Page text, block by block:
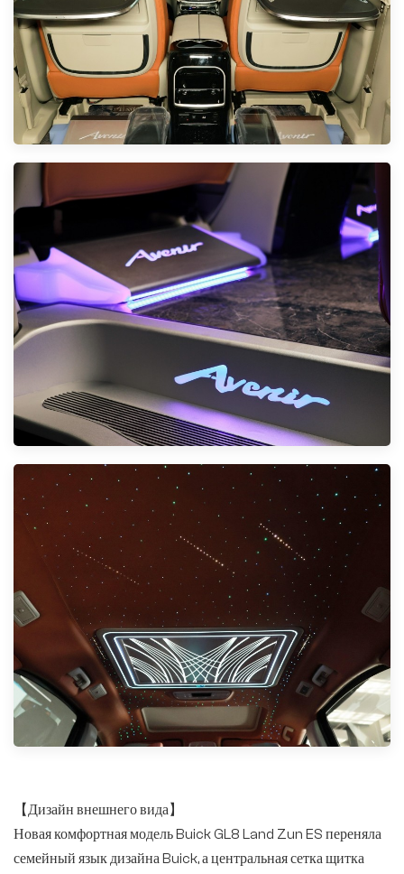
【Дизайн внешнего вида】
Новая комфортная модель Buick GL8 Land Zun ES переняла
семейный язык дизайна Buick, а центральная сетка щитка